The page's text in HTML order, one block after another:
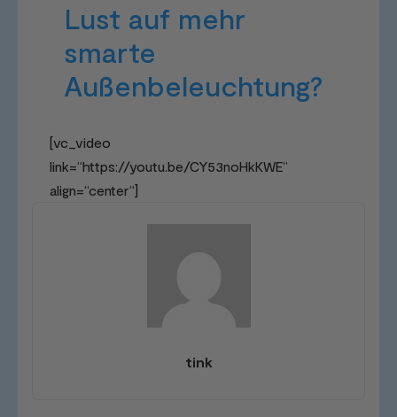
Lust auf mehr
smarte
Außenbeleuchtung?
[vc_video
link=“https://youtu.be/CY53noHkKWE“
align=“center“]
tink